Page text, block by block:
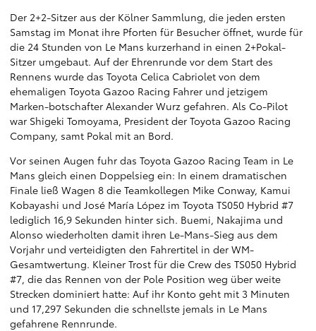
Der 2+2-Sitzer aus der Kölner Sammlung, die jeden ersten
Samstag im Monat ihre Pforten für Besucher öffnet, wurde für
die 24 Stunden von Le Mans kurzerhand in einen 2+Pokal-
Sitzer umgebaut. Auf der Ehrenrunde vor dem Start des
Rennens wurde das Toyota Celica Cabriolet von dem
ehemaligen Toyota Gazoo Racing Fahrer und jetzigem
Marken-botschafter Alexander Wurz gefahren. Als Co-Pilot
war Shigeki Tomoyama, President der Toyota Gazoo Racing
Company, samt Pokal mit an Bord.
Vor seinen Augen fuhr das Toyota Gazoo Racing Team in Le
Mans gleich einen Doppelsieg ein: In einem dramatischen
Finale ließ Wagen 8 die Teamkollegen Mike Conway, Kamui
Kobayashi und José María López im Toyota TS050 Hybrid #7
lediglich 16,9 Sekunden hinter sich. Buemi, Nakajima und
Alonso wiederholten damit ihren Le-Mans-Sieg aus dem
Vorjahr und verteidigten den Fahrertitel in der WM-
Gesamtwertung. Kleiner Trost für die Crew des TS050 Hybrid
#7, die das Rennen von der Pole Position weg über weite
Strecken dominiert hatte: Auf ihr Konto geht mit 3 Minuten
und 17,297 Sekunden die schnellste jemals in Le Mans
gefahrene Rennrunde.